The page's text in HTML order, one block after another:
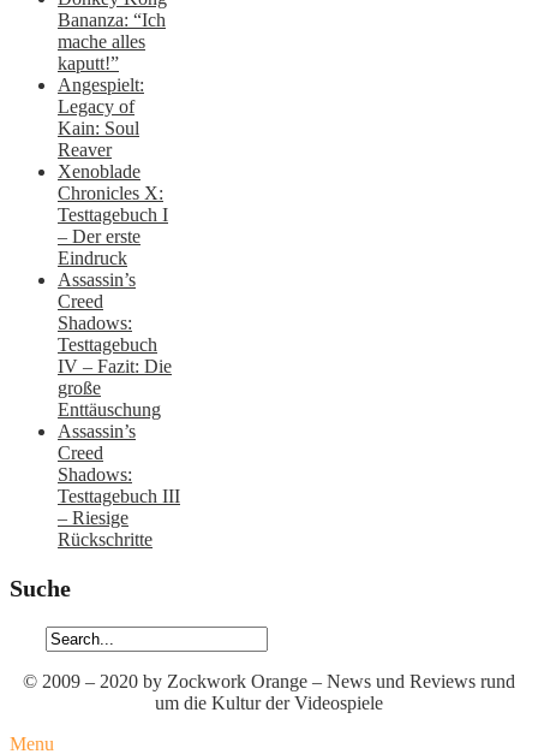
Bananza: “Ich
mache alles
kaputt!”
Angespielt:
Legacy of
Kain: Soul
Reaver
Xenoblade
Chronicles X:
Testtagebuch I
– Der erste
Eindruck
Assassin’s
Creed
Shadows:
Testtagebuch
IV – Fazit: Die
große
Enttäuschung
Assassin’s
Creed
Shadows:
Testtagebuch III
– Riesige
Rückschritte
Suche
© 2009 – 2020 by Zockwork Orange – News und Reviews rund
um die Kultur der Videospiele
Menu